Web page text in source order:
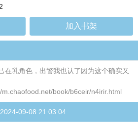
加入书架
在乳角色，出警我也认了因为这个确实又
book/b6ceir/n4irir.html
09-08 21:03:04